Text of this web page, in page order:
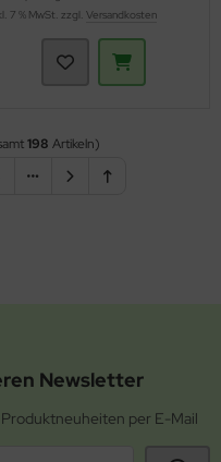
7 % MwSt. zzgl. Versandkosten
198 Artikeln)
Newsletter
per E-Mail